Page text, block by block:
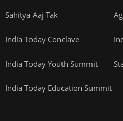
Sahitya Aaj Tak
India Today Conclave
India Today Youth Summit
India Today Education Summit